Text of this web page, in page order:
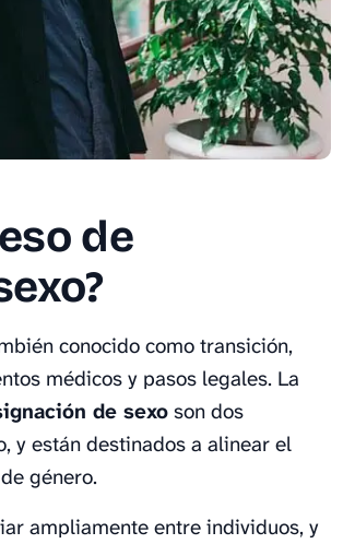
de
conocido como transición,
médicos y pasos legales. La
de sexoson dos
y están destinados a alinear el
género.
ampliamente entre individuos, y